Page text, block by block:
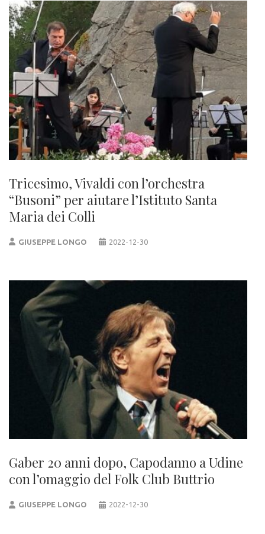
Tricesimo, Vivaldi con l’orchestra
“Busoni” per aiutare l’Istituto Santa
Maria dei Colli
GIUSEPPE LONGO 2022-12-30
Gaber 20 anni dopo, Capodanno a Udine
con l’omaggio del Folk Club Buttrio
GIUSEPPE LONGO 2022-12-30